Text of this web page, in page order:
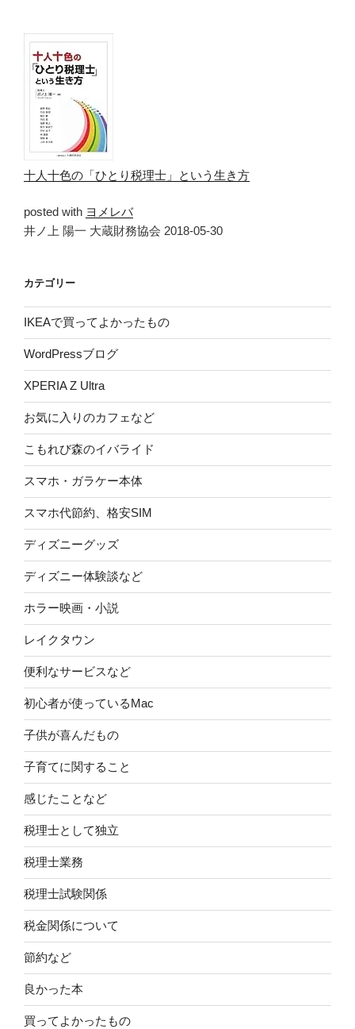
十人十色の「ひとり税理士」という生き方
posted with ヨメレバ
井ノ上 陽一 大蔵財務協会 2018-05-30
カテゴリー
IKEAで買ってよかったもの
WordPressブログ
XPERIA Z Ultra
お気に入りのカフェなど
こもれび森のイバライド
スマホ・ガラケー本体
スマホ代節約、格安SIM
ディズニーグッズ
ディズニー体験談など
ホラー映画・小説
レイクタウン
便利なサービスなど
初心者が使っているMac
子供が喜んだもの
子育てに関すること
感じたことなど
税理士として独立
税理士業務
税理士試験関係
税金関係について
節約など
良かった本
買ってよかったもの